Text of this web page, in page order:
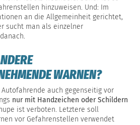
hinzuweisen. Und: Im
an die Allgemeinheit gerichtet,
sucht man als einzelner
WARNEN?
auch gegenseitig vor
nur mit Handzeichen oder Schildern
ist verboten. Letztere soll
vor Gefahrenstellen verwendet